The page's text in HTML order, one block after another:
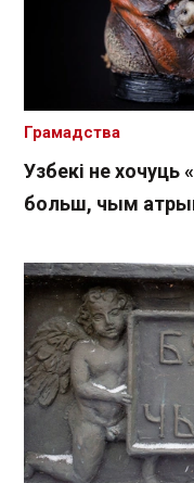
Узбекі не хочуць
больш, чым
Грамадства